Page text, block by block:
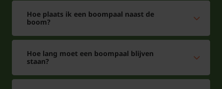
Hoe plaats ik een boompaal naast de
boom?
Hoe lang moet een boompaal blijven
staan?